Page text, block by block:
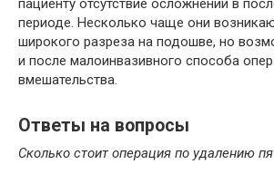
пациенту отсутствие осложнений в
периоде. Несколько чаще они
широкого разреза на подошве, но
и после малоинвазивного способа
вмешательства.
Ответы на вопросы
Сколько стоит операция по удалению